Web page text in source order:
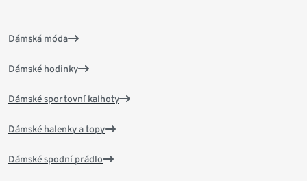
Dámská móda
Dámské hodinky
Dámské sportovní kalhoty
Dámské halenky a topy
Dámské spodní prádlo